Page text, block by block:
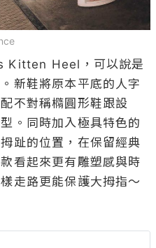
Kitten Heel，可以說是
新鞋將原本平底的人字
不對稱橢圓形鞋跟設
。同時加入極具特色的
趾的位置，在保留經典
看起來更有雕塑感與時
走路更能保護大拇指～